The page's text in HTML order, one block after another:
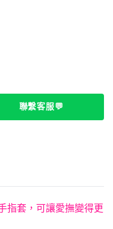
聯繫客服💬
指套，可讓愛撫變得更